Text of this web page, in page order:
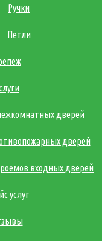
Ручки
Петли
дверей
дверей
входных дверей
услуг